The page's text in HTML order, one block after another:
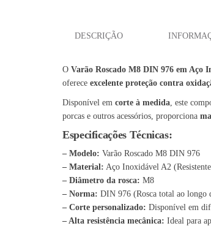
DESCRIÇÃO
O Varão Roscado M8 DIN 976 em Aço
oferece excelente proteção contra
Disponível em corte à medida , este
porcas e outros acessórios, proporciona
Especificações Técnicas:
– Modelo: Varão Roscado M8 DIN 976
– Material: Aço Inoxidável A2
– Diâmetro da rosca: M8
– Norma: DIN 976 (Rosca total ao longo
– Corte personalizado: Disponível em
– Alta resistência mecânica: Ideal para